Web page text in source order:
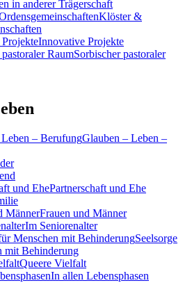
in anderer Trägerschaft
Klöster &
Innovative Projekte
Sorbischer pastoraler
Glauben – Leben –
Partnerschaft und Ehe
Frauen und Männer
Im Seniorenalter
Seelsorge
mit Behinderung
Queere Vielfalt
In allen Lebensphasen